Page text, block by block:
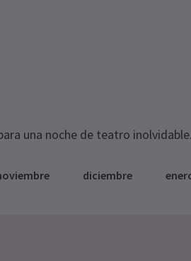
una noche de teatro inolvidable.
diciembre